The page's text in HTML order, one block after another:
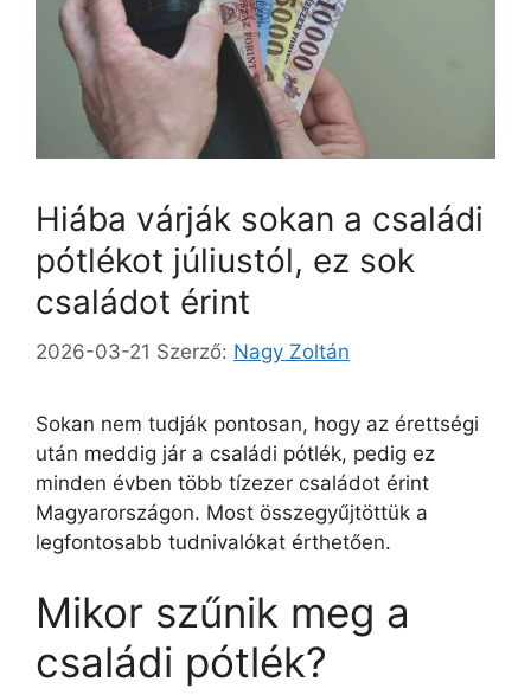
Hiába várják sokan a családi
pótlékot júliustól, ez sok
családot érint
2026-03-21 Szerző: Nagy Zoltán
Sokan nem tudják pontosan, hogy az érettségi
után meddig jár a családi pótlék, pedig ez
minden évben több tízezer családot érint
Magyarországon. Most összegyűjtöttük a
legfontosabb tudnivalókat érthetően.
Mikor szűnik meg a
családi pótlék?